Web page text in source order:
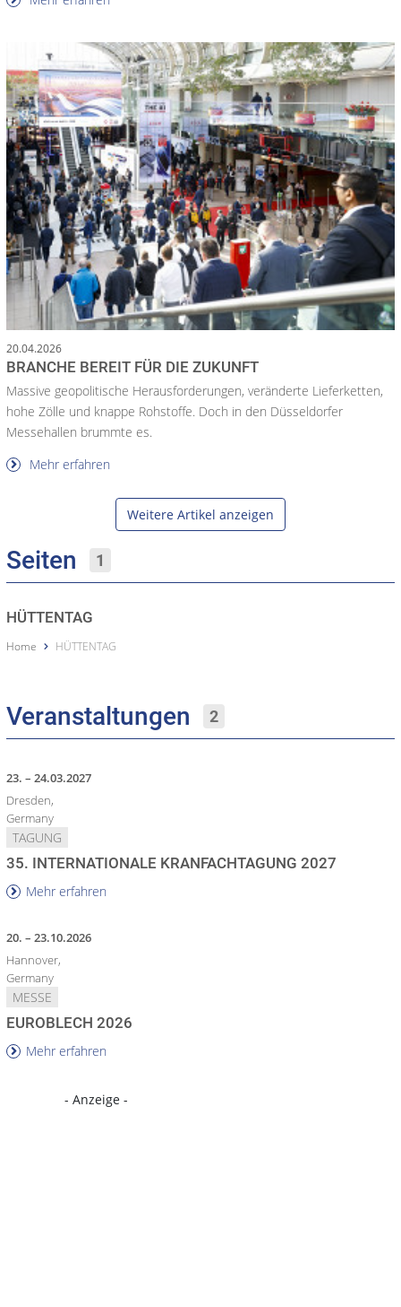
20.04.2026
BRANCHE BEREIT FÜR DIE ZUKUNFT
Massive geopolitische Herausforderungen, veränderte Lieferketten,
hohe Zölle und knappe Rohstoffe. Doch in den Düsseldorfer
Messehallen brummte es.
Mehr erfahren
Weitere Artikel anzeigen
Seiten 1
HÜTTENTAG
Home HÜTTENTAG
Veranstaltungen 2
23. – 24.03.2027
Dresden,
Germany
TAGUNG
35. INTERNATIONALE KRANFACHTAGUNG 2027
Mehr erfahren
20. – 23.10.2026
Hannover,
Germany
MESSE
EUROBLECH 2026
Mehr erfahren
- Anzeige -